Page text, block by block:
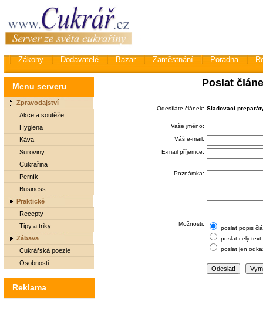
Zákony Dodavatelé Bazar Zaměstnání Poradna
Menu serveru
Zpravodajství
Akce a soutěže
Hygiena
Káva
Suroviny
Cukrařina
Perník
Business
Praktické
Recepty
Tipy a triky
Zábava
Cukrářská poezie
Osobnosti
Reklama
Poslat
Odesíláte článek: Sladovací
Vaše jméno:
Váš e-mail:
E-mail příjemce:
Poznámka:
Možnosti:
poslat popis
poslat celý text
poslat jen